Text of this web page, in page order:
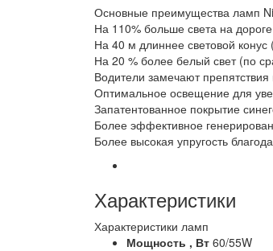
Основные преимущества ламп
На 110% больше света на
На 40 м длиннее световой
На 20 % более белый свет (по
Водители замечают
Оптимальное освещение для
Запатентованное покрытие
Более эффективное
Более высокая упругость
Характеристики
Характеристики ламп
Мощность , Вт 60/55W